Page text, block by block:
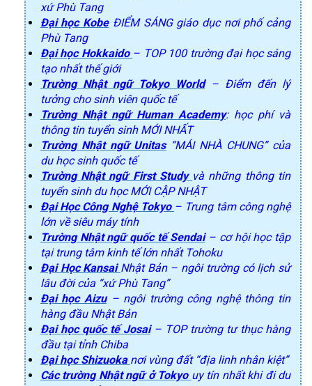
xứ Phù Tang
Đại học KobeĐIỂM SÁNG giáo dục nơi phố cảng
Phù Tang
Đại học Hokkaido – TOP 100 trường đại học sáng
tạo nhất thế giới
Trường Nhật ngữ Tokyo World– Điểm đến lý
tưởng cho sinh viên quốc tế
Trường Nhật ngữ Human Academy: học phí và
thông tin tuyển sinh MỚI NHẤT
Trường Nhật ngữ Unitas“MÁI NHÀ CHUNG” của
du học sinh quốc tế
Trường Nhật ngữ First Study và những thông tin
tuyển sinh du học MỚI CẬP NHẬT
Đại Học Công Nghệ Tokyo – Trung tâm công nghệ
lớn về siêu máy tính
Trường Nhật ngữ quốc tế Sendai– cơ hội học tập
tại trung tâm kinh tế lớn nhất Tohoku
Đại Học Kansai Nhật Bản – ngôi trường có lịch sử
lâu đời của “xứ Phù Tang”
Đại học Aizu– ngôi trường công nghệ thông tin
hàng đầu Nhật Bản
Đại học quốc tế Josai– TOP trường tư thục hàng
đầu tại tỉnh Chiba
Đại học Shizuoka nơi vùng đất “địa linh nhân kiệt”
Các trường Nhật ngữ ở Tokyo uy tín nhất khi đi du